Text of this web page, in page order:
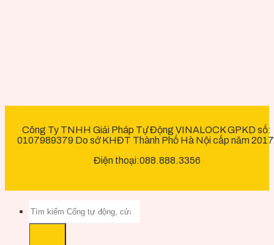
Công Ty TNHH Giải Pháp Tự Động VINALOCK GPKD số:
0107989379 Do sở KHĐT Thành Phố Hà Nội cấp năm
Điện thoại:088.888.3356